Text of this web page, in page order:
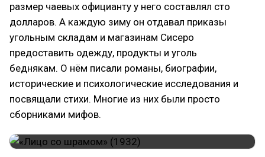
размер чаевых официанту у него составлял сто
долларов. А каждую зиму он отдавал приказы
угольным складам и магазинам Сисеро
предоставить одежду, продукты и уголь
беднякам. О нём писали романы, биографии,
исторические и психологические исследования и
посвящали стихи. Многие из них были просто
сборниками мифов.